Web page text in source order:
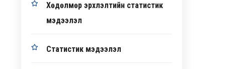
Хөдөлмөр эрхлэлтийн статистик
мэдээлэл
Статистик мэдээлэл